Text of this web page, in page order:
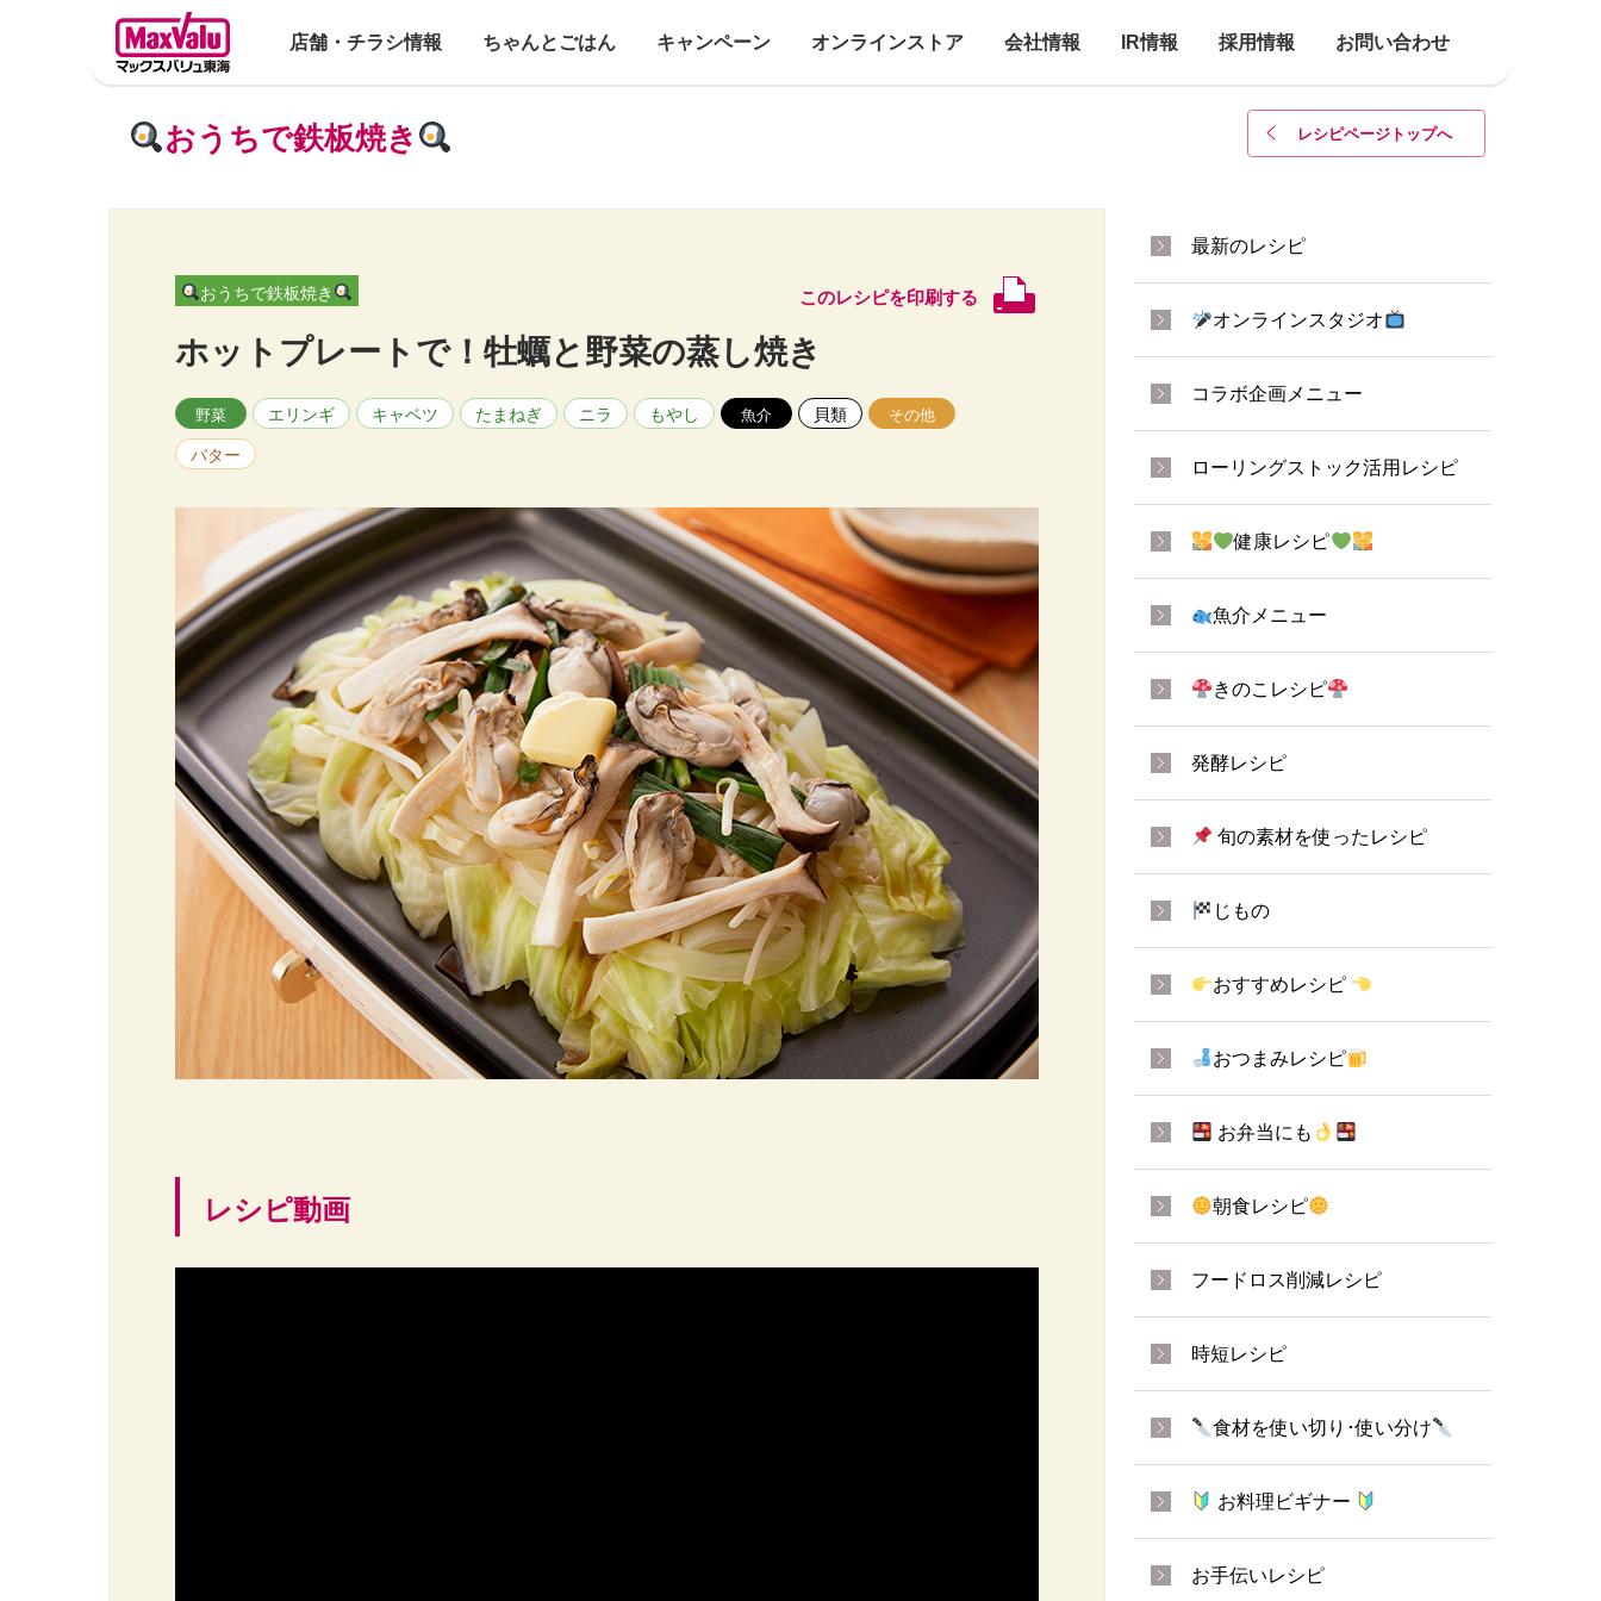
店舗・チラシ情報 ちゃんとごはん キャンペーン オンラインストア 会社情報 IR情報 採用情報 お問い合わせ
レシピページトップへ
おうちで鉄板焼き
おうちで鉄板焼き このレシピを印刷する
ホットプレートで！牡蠣と野菜の蒸し焼き
野菜 エリンギ キャベツ たまねぎ ニラ もやし 魚介 貝類 その他
バター
レシピ動画
最新のレシピ
オンラインスタジオ
コラボ企画メニュー
ローリングストック活用レシピ
健康レシピ
魚介メニュー
きのこレシピ
発酵レシピ
旬の素材を使ったレシピ
じもの
おすすめレシピ
おつまみレシピ
お弁当にも
朝食レシピ
フードロス削減レシピ
時短レシピ
食材を使い切り･使い分け
お料理ビギナー
お手伝いレシピ